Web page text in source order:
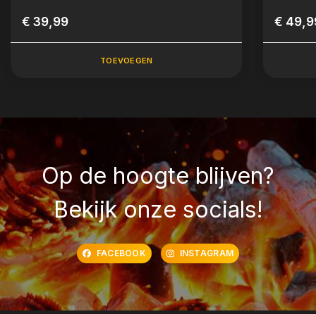
€ 39,99
TOEVOEGEN
€
Op de hoogte blijven?
Bekijk onze socials!
FACEBOOK INSTAGRAM